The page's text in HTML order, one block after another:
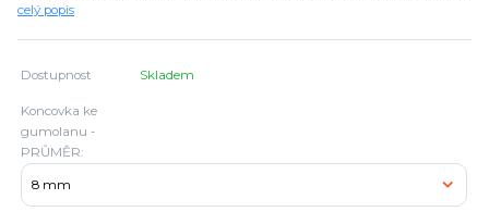
celý popis
Dostupnost Skladem
Koncovka ke
gumolanu -
PRŮMĚR: